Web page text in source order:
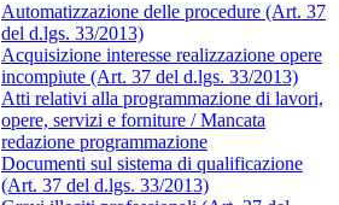
Automatizzazione delle procedure (Art. 37
del d.lgs. 33/2013)
Acquisizione interesse realizzazione opere
incompiute (Art. 37 del d.lgs. 33/2013)
Atti relativi alla programmazione di lavori,
opere, servizi e forniture / Mancata
redazione programmazione
Documenti sul sistema di qualificazione
(Art. 37 del d.lgs. 33/2013)